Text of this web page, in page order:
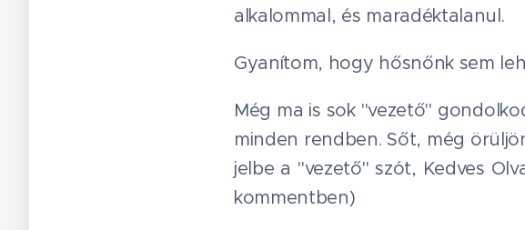
alkalommal, és maradéktalanul.
Gyanítom, hogy hősnőnk sem
Még ma is sok "vezető"
minden rendben. Sőt, még
jelbe a "vezető" szót, Kedves
kommentben)